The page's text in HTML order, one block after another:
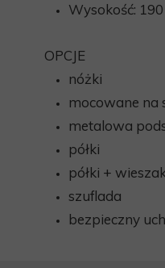
Wysokość:
OPCJE
nóżki
mocowane na
metalowa
półki
półki +
szuflada
bezpieczny